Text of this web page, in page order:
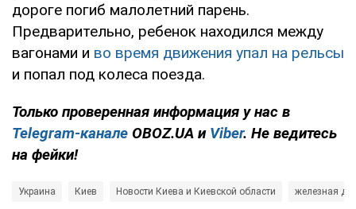
дороге погиб малолетний парень.
Предварительно, ребенок находился между
вагонами и во время движения упал на рельсы
и попал под колеса поезда.
Только проверенная информация у нас в
Telegram-канале OBOZ.UA и Viber. Не ведитесь
на фейки!
Украина Киев Новости Киева и Киевской области железная